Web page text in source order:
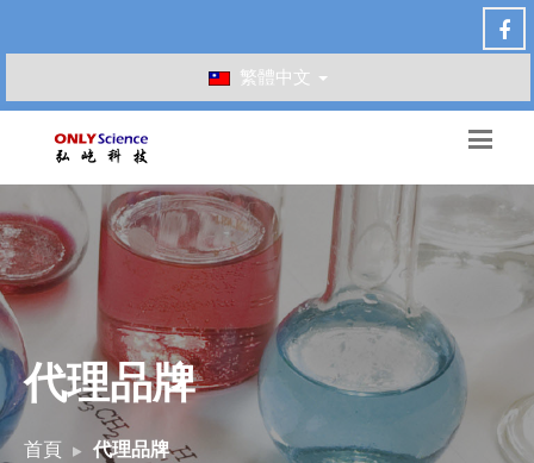
繁體中文
代理品牌
首頁 代理品牌